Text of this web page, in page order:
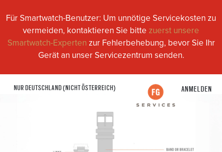
Für Smartwatch-Benutzer: Um unnötige Servicekosten zu
vermeiden, kontaktieren Sie bitte zuerst unsere
Smartwatch-Experten zur Fehlerbehebung, bevor Sie Ihr
Gerät an unser Servicezentrum senden.
NUR DEUTSCHLAND (NICHT ÖSTERREICH) ANMELDEN